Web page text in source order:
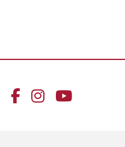
Aceder ao
Aceder ao
Aceder